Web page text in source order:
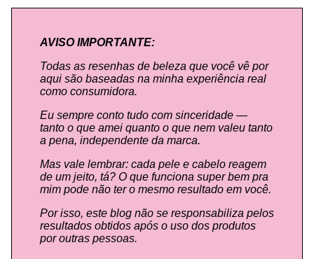
AVISO IMPORTANTE:
Todas as resenhas de beleza que você vê por
aqui são baseadas na minha experiência real
como consumidora.
Eu sempre conto tudo com sinceridade —
tanto o que amei quanto o que nem valeu tanto
a pena, independente da marca.
Mas vale lembrar: cada pele e cabelo reagem
de um jeito, tá? O que funciona super bem pra
mim pode não ter o mesmo resultado em você.
Por isso, este blog não se responsabiliza pelos
resultados obtidos após o uso dos produtos
por outras pessoas.